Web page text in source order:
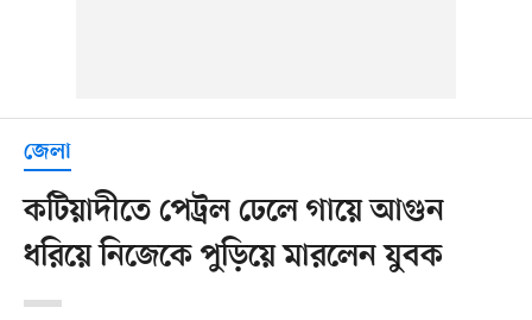
জেলা
কটিয়াদীতে পেট্রল ঢেলে গায়ে আগুন
ধরিয়ে নিজেকে পুড়িয়ে মারলেন যুবক